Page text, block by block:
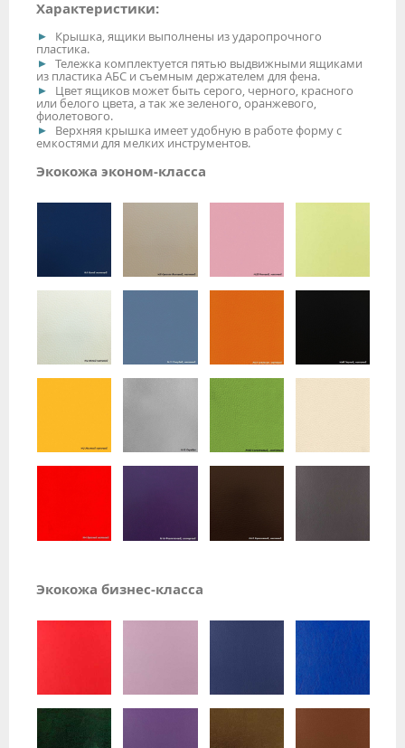
Характеристики:
Крышка, ящики выполнены из ударопрочного
пластика.
Тележка комплектуется пятью выдвижными ящиками
из пластика АБС и съемным держателем для фена.
Цвет ящиков может быть серого, черного, красного
или белого цвета, а так же зеленого, оранжевого,
фиолетового.
Верхняя крышка имеет удобную в работе форму с
емкостями для мелких инструментов.
Экокожа эконом-класса
Экокожа бизнес-класса